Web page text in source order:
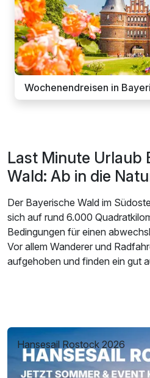
Wochenendreisen in
Last Minute Urlaub
Wald: Ab in die
Der Bayerische Wald im
sich auf rund 6.000
Bedingungen für einen
Vor allem Wanderer und
aufgehoben und finden ein gut
vielerorts zur Verfügung und
Touren durch die herrliche
Hansesail Rostock 2026